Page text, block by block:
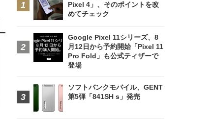
Pixel 4」、そのポイントを改
めてチェック
Google Pixel 11シリーズ、8
月12日から予約開始「Pixel 11
Pro Fold」も公式ティザーで
登場
ソフトバンクモバイル、GENT
第5弾「841SH s」発売